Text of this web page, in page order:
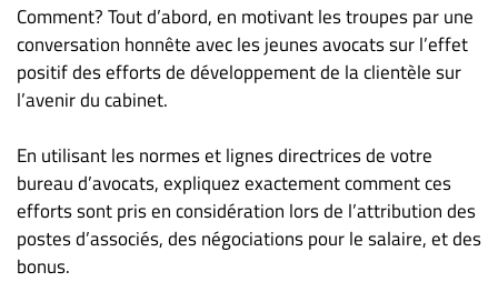
Solutions de
recrutements
TROUVEZ-
NOUS
Nous
joindre
À
Comment? Tout d’abord, en motivant les troupes par une
conversation honnête avec les jeunes avocats sur l’effet
positif des efforts de développement de la clientèle sur
l’avenir du cabinet.
En utilisant les normes et lignes directrices de votre
bureau d’avocats, expliquez exactement comment ces
efforts sont pris en considération lors de l’attribution des
postes d’associés, des négociations pour le salaire, et des
bonus.